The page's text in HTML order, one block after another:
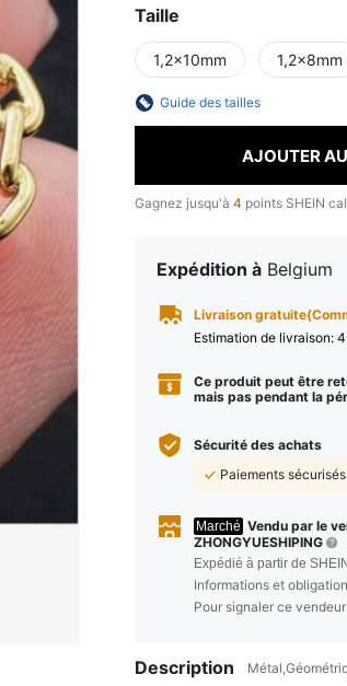
Taille
1,2x10mm 1,2x8mm
Guide des tailles
AJOUTER
Gagnez jusqu'à 4 points SHEIN
Expédition à Belgium
Livraison
Estimation de livraison:
Ce produit peut être
mais pas pendant la
Sécurité des achats
Paiements sécurisés
Marché Vendu par le
ZHONGYUESHIPING
Expédié à partir de SHEIN
Informations et
Pour signaler ce
Description